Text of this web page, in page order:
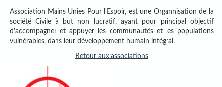
Association Mains Unies Pour l'Espoir, est une Organnisation de la
société Civile à but non lucratif, ayant pour principal objectif
d'accompagner et appuyer les communautés et les populations
vulnérables, dans leur développement humain intégral.
Retour aux associations